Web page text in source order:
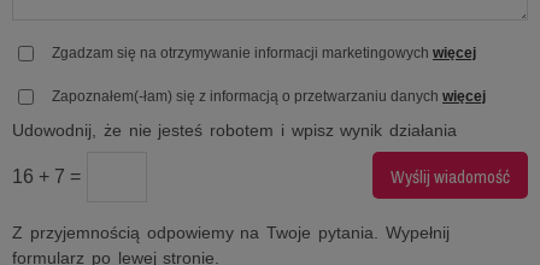
Zgadzam się na otrzymywanie informacji marketingowych więcej
Zapoznałem(-łam) się z informacją o przetwarzaniu danych więcej
Udowodnij, że nie jesteś robotem i wpisz wynik działania
16 + 7 =
Z przyjemnością odpowiemy na Twoje pytania. Wypełnij
formularz po lewej stronie.